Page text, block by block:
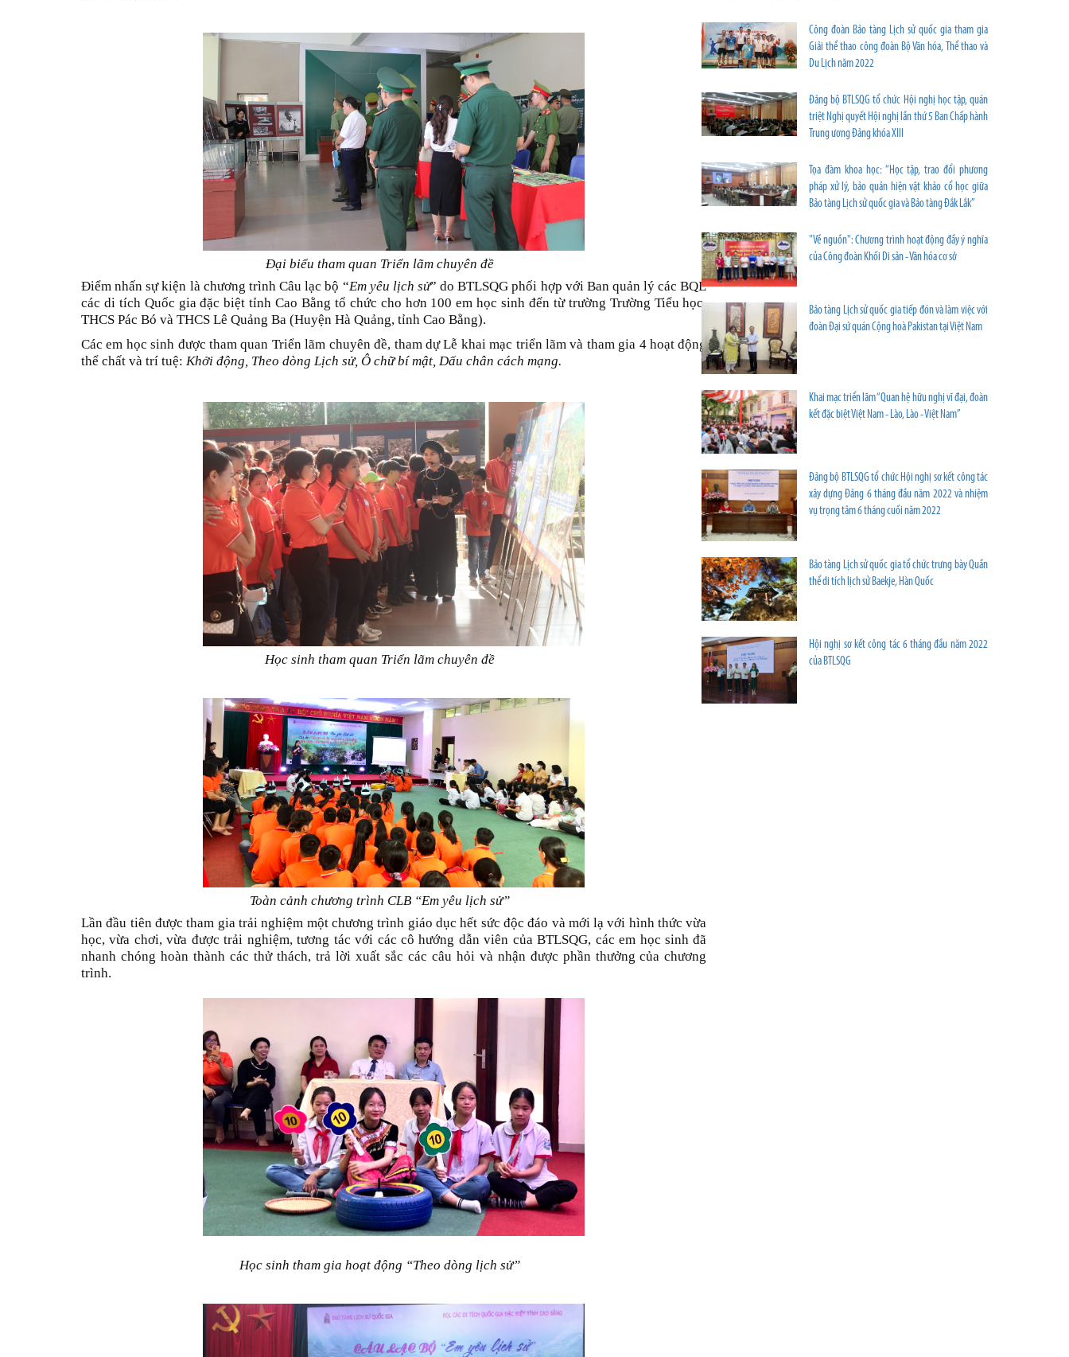
Đại biểu tham quan Triển lãm chuyên đề
Điểm nhấn sự kiện là chương trình Câu lạc bộ “Em yêu lịch sử” do BTLSQG phối hợp với Ban quản lý các BQL
các di tích Quốc gia đặc biệt tỉnh Cao Bằng tổ chức cho hơn 100 em học sinh đến từ trường Trường Tiểu học,
THCS Pác Bó và THCS Lê Quảng Ba (Huyện Hà Quảng, tỉnh Cao Bằng).
Các em học sinh được tham quan Triển lãm chuyên đề, tham dự Lễ khai mạc triển lãm và tham gia 4 hoạt động
thể chất và trí tuệ: Khởi động, Theo dòng Lịch sử, Ô chữ bí mật, Dấu chân cách mạng.
Học sinh tham quan Triển lãm chuyên đề
Toàn cảnh chương trình CLB “Em yêu lịch sử”
Lần đầu tiên được tham gia trải nghiệm một chương trình giáo dục hết sức độc đáo và mới lạ với hình thức vừa
học, vừa chơi, vừa được trải nghiệm, tương tác với các cô hướng dẫn viên của BTLSQG, các em học sinh đã
nhanh chóng hoàn thành các thử thách, trả lời xuất sắc các câu hỏi và nhận được phần thưởng của chương
trình.
Học sinh tham gia hoạt động “Theo dòng lịch sử”
Công đoàn Bảo tàng Lịch sử quốc gia tham gia
Giải thể thao công đoàn Bộ Văn hóa, Thể thao và
Du Lịch năm 2022
Đảng bộ BTLSQG tổ chức Hội nghị học tập, quán
triệt Nghị quyết Hội nghị lần thứ 5 Ban Chấp hành
Trung ương Đảng khóa XIII
Tọa đàm khoa học: “Học tập, trao đổi phương
pháp xử lý, bảo quản hiện vật khảo cổ học giữa
Bảo tàng Lịch sử quốc gia và Bảo tàng Đắk Lắk”
"Về nguồn": Chương trình hoạt động đầy ý nghĩa
của Công đoàn Khối Di sản - Văn hóa cơ sở
Bảo tàng Lịch sử quốc gia tiếp đón và làm việc với
đoàn Đại sứ quán Cộng hoà Pakistan tại Việt Nam
Khai mạc triển lãm “Quan hệ hữu nghị vĩ đại, đoàn
kết đặc biệt Việt Nam - Lào, Lào - Việt Nam”
Đảng bộ BTLSQG tổ chức Hội nghị sơ kết công tác
xây dựng Đảng 6 tháng đầu năm 2022 và nhiệm
vụ trọng tâm 6 tháng cuối năm 2022
Bảo tàng Lịch sử quốc gia tổ chức trưng bày Quần
thể di tích lịch sử Baekje, Hàn Quốc
Hội nghị sơ kết công tác 6 tháng đầu năm 2022
của BTLSQG